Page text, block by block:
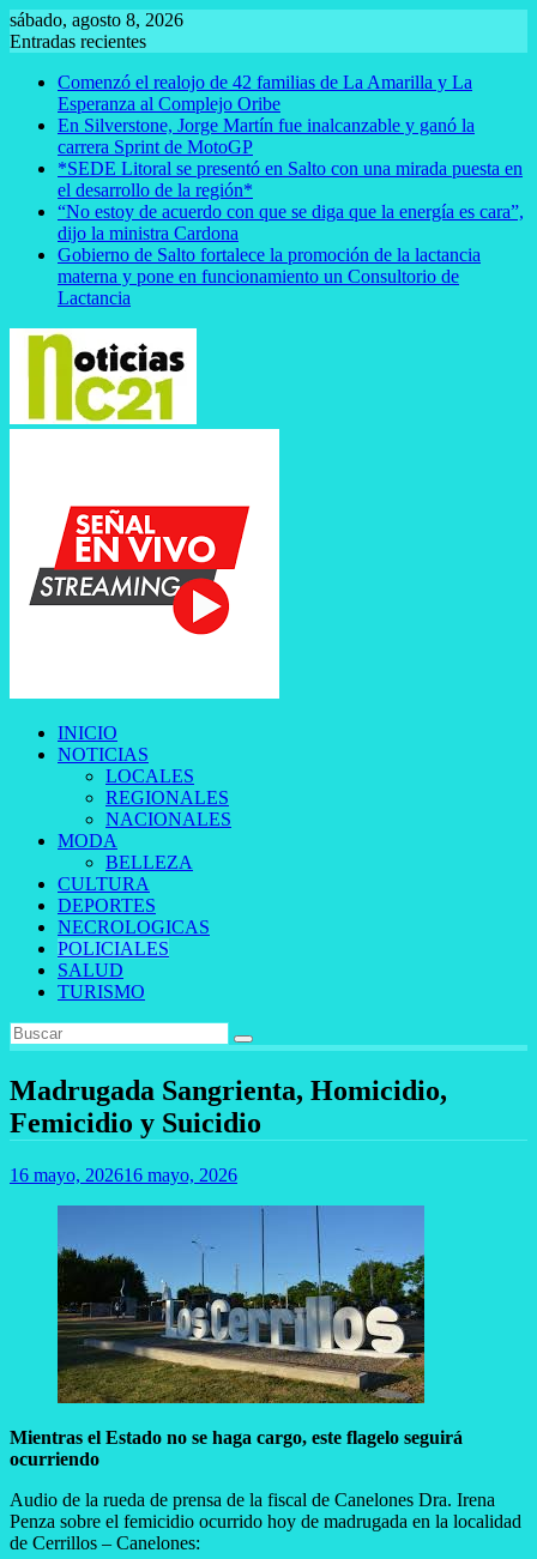
Saltar
al
sábado, agosto 8, 2026
Entradas recientes
Comenzó el realojo de 42 familias de La Amarilla y La
Esperanza al Complejo Oribe
En Silverstone, Jorge Martín fue inalcanzable y ganó la
carrera Sprint de MotoGP
*SEDE Litoral se presentó en Salto con una mirada puesta en
el desarrollo de la región*
“No estoy de acuerdo con que se diga que la energía es cara”,
dijo la ministra Cardona
Gobierno de Salto fortalece la promoción de la lactancia
materna y pone en funcionamiento un Consultorio de
Lactancia
INICIO
NOTICIAS
LOCALES
REGIONALES
NACIONALES
MODA
BELLEZA
CULTURA
DEPORTES
NECROLOGICAS
POLICIALES
SALUD
TURISMO
Madrugada Sangrienta, Homicidio,
Femicidio y Suicidio
16 mayo, 202616 mayo, 2026
Mientras el Estado no se haga cargo, este flagelo seguirá
ocurriendo
Audio de la rueda de prensa de la fiscal de Canelones Dra. Irena
Penza sobre el femicidio ocurrido hoy de madrugada en la localidad
de Cerrillos – Canelones: